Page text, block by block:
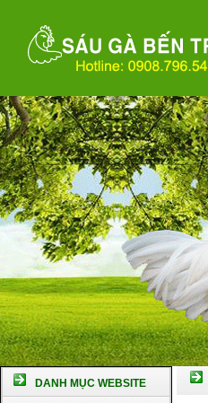
DANH MỤC WEBSITE